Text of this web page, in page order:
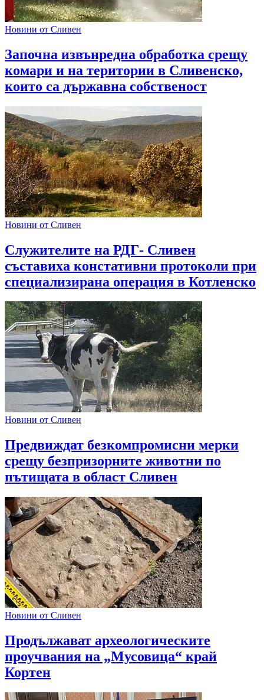
Новини от Сливен
Започна извънредна обработка срещу
комари и на територии в Сливенско,
които са държавна собственост
Новини от Сливен
Служителите на РДГ- Сливен
съставиха констативни протоколи при
специализирана операция в Котленско
Новини от Сливен
Предвиждат безкомпромисни мерки
срещу безпризорните животни по
пътищата в област Сливен
Новини от Сливен
Продължават археологическите
проучвания на „Мусовица“ край
Кортен